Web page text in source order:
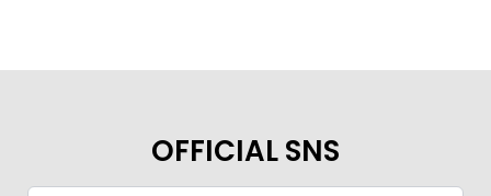
OFFICIAL SNS